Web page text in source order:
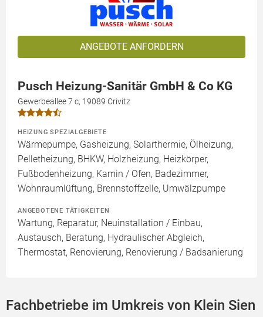
ANGEBOTE ANFORDERN
Pusch Heizung-Sanitär GmbH & Co KG
Gewerbeallee 7 c, 19089 Crivitz
HEIZUNG SPEZIALGEBIETE
Wärmepumpe, Gasheizung, Solarthermie, Ölheizung,
Pelletheizung, BHKW, Holzheizung, Heizkörper,
Fußbodenheizung, Kamin / Ofen, Badezimmer,
Wohnraumlüftung, Brennstoffzelle, Umwälzpumpe
ANGEBOTENE TÄTIGKEITEN
Wartung, Reparatur, Neuinstallation / Einbau,
Austausch, Beratung, Hydraulischer Abgleich,
Thermostat, Renovierung, Renovierung / Badsanierung
Fachbetriebe im Umkreis von Klein Sien